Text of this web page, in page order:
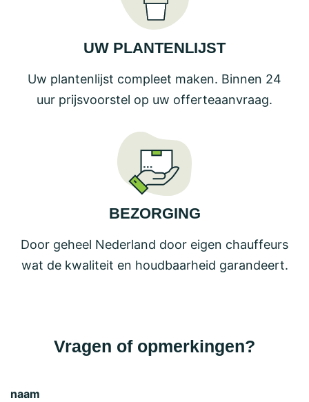
UW PLANTENLIJST
Uw plantenlijst compleet maken. Binnen 24
uur prijsvoorstel op uw offerteaanvraag.
BEZORGING
Door geheel Nederland door eigen chauffeurs
wat de kwaliteit en houdbaarheid garandeert.
Vragen of opmerkingen?
naam